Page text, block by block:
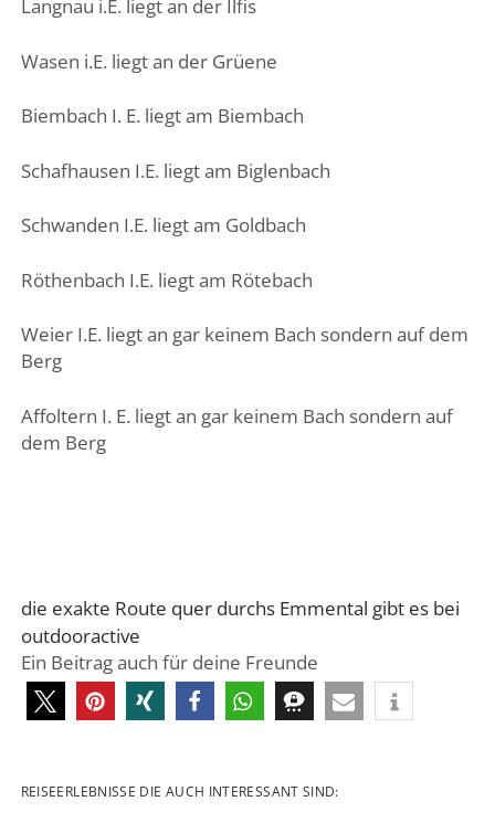
Langnau i.E. liegt an der Ilfis
Wasen i.E. liegt an der Grüene
Biembach I. E. liegt am Biembach
Schafhausen I.E. liegt am Biglenbach
Schwanden I.E. liegt am Goldbach
Röthenbach I.E. liegt am Rötebach
Weier I.E. liegt an gar keinem Bach sondern auf dem
Berg
Affoltern I. E. liegt an gar keinem Bach sondern auf
dem Berg
die exakte Route quer durchs Emmental gibt es bei
outdooractive
Ein Beitrag auch für deine Freunde
REISEERLEBNISSE DIE AUCH INTERESSANT SIND: